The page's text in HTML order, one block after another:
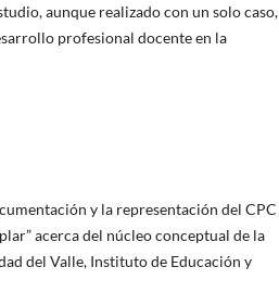
aunque realizado con un solo caso,
profesional docente en la
y la representación del CPC
acerca del núcleo conceptual de la
del Valle, Instituto de Educación y